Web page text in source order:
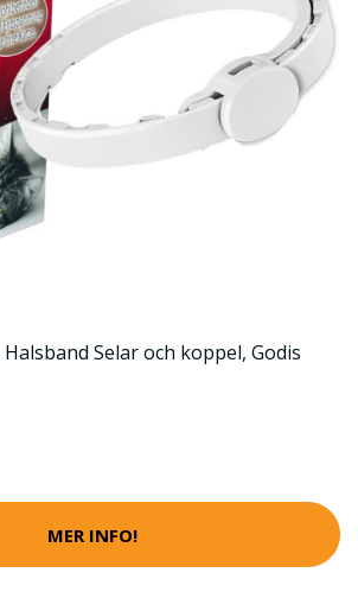
Halsband Selar och koppel, Godis
MER INFO!